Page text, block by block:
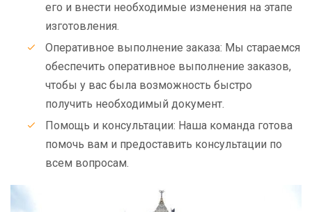
его и внести необходимые изменения на этапе
изготовления.
Оперативное выполнение заказа: Мы стараемся
обеспечить оперативное выполнение заказов,
чтобы у вас была возможность быстро
получить необходимый документ.
Помощь и консультации: Наша команда готова
помочь вам и предоставить консультации по
всем вопросам.